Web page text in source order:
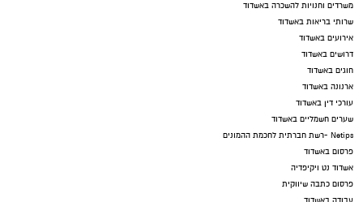
משרדים וחנויות להשכרה באשדוד
שרותי בריאות באשדוד
אירועים באשדוד
דרושים באשדוד
חוגים באשדוד
ארנונה באשדוד
עורכי דין באשדוד
שערים חשמליים באשדוד
Netips -רשת חברתית לחכמת ההמונים
פרסום באשדוד
אשדוד נט ויקיפדיה
פרסום כתבה שיווקית